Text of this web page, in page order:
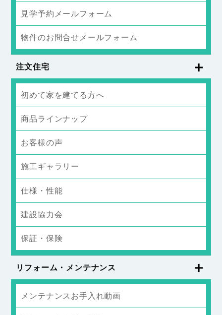
見学予約メールフォーム
物件のお問合せメールフォーム
注文住宅
初めて家を建てる方へ
商品ラインナップ
お客様の声
施工ギャラリー
仕様・性能
建設協力会
保証・保険
リフォーム・メンテナンス
メンテナンスお手入れ動画